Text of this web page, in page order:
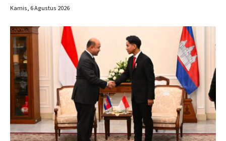
Kamis, 6 Agustus 2026